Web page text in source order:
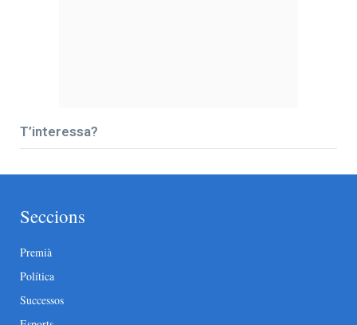
T’interessa?
Seccions
Premià
Política
Successos